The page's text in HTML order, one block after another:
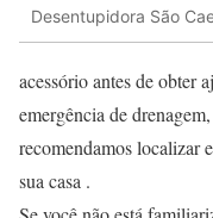
Desentupidora São
acessório antes de obter
emergência de
recomendamos localizar
sua casa .